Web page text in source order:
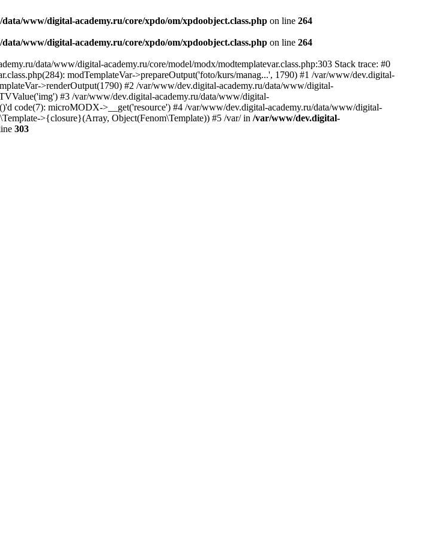
www/digital-academy.ru/core/xpdo/om/xpdoobject.class.php on line 264
www/digital-academy.ru/core/xpdo/om/xpdoobject.class.php on line 264
data/www/digital-academy.ru/core/model/modx/modtemplatevar.class.php:303 Stack trace: #0
modTemplateVar->prepareOutput('foto/kurs/manag...', 1790) #1 /var/www/dev.digital-
>renderOutput(1790) #2 /var/www/dev.digital-academy.ru/data/www/digital-
#3 /var/www/dev.digital-academy.ru/data/www/digital-
code(7): microMODX->__get('resource') #4 /var/www/dev.digital-academy.ru/data/www/digital-
>{closure}(Array, Object(Fenom\Template)) #5 /var/ in /var/www/dev.digital-
303